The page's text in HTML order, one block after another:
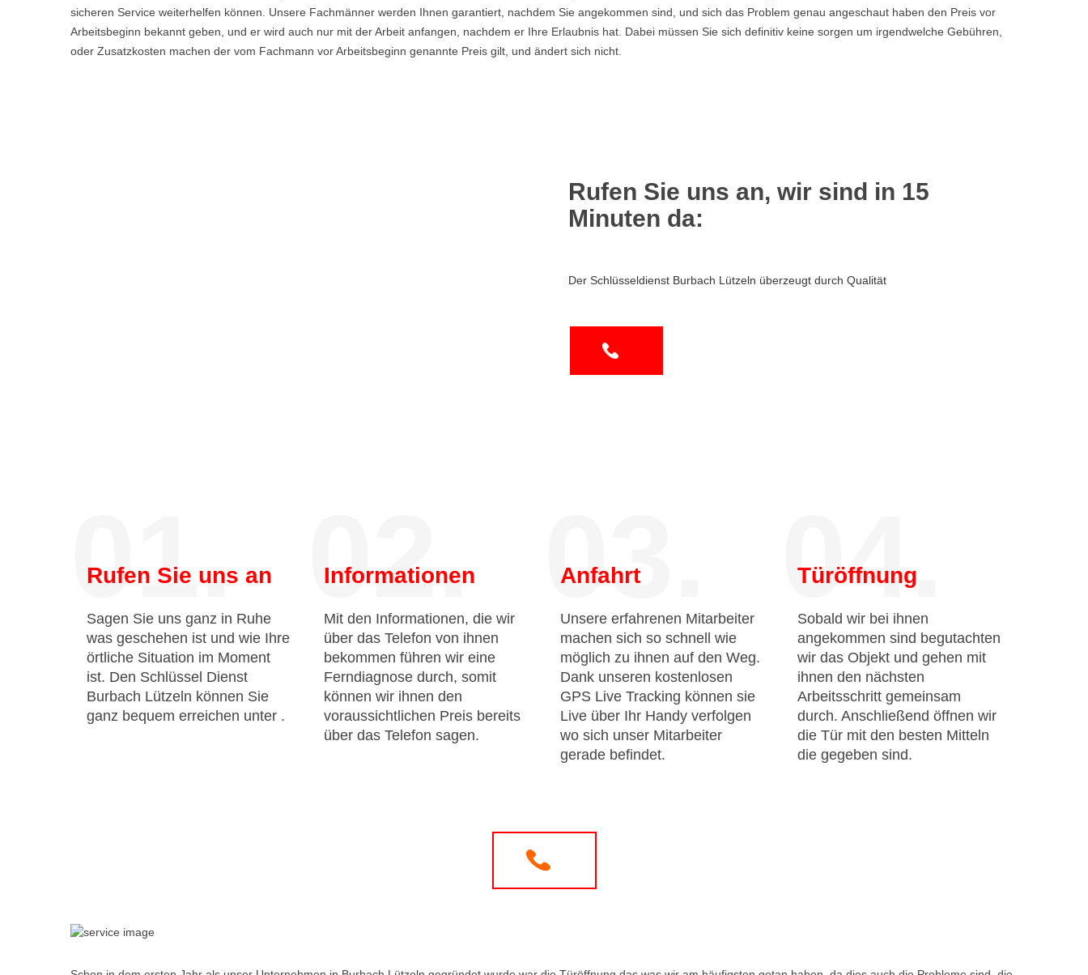
sicheren Service weiterhelfen können. Unsere Fachmänner werden Ihnen garantiert, nachdem Sie angekommen sind, und sich das Problem genau angeschaut haben den Preis vor
Arbeitsbeginn bekannt geben, und er wird auch nur mit der Arbeit anfangen, nachdem er Ihre Erlaubnis hat. Dabei müssen Sie sich definitiv keine sorgen um irgendwelche Gebühren,
oder Zusatzkosten machen der vom Fachmann vor Arbeitsbeginn genannte Preis gilt, und ändert sich nicht.
Rufen Sie uns an, wir sind in 15
Minuten da:
Der Schlüsseldienst Burbach Lützeln überzeugt durch Qualität
01.
Rufen Sie uns an
Sagen Sie uns ganz in Ruhe
was geschehen ist und wie Ihre
örtliche Situation im Moment
ist. Den Schlüssel Dienst
Burbach Lützeln können Sie
ganz bequem erreichen unter .
02.
Informationen
Mit den Informationen, die wir
über das Telefon von ihnen
bekommen führen wir eine
Ferndiagnose durch, somit
können wir ihnen den
voraussichtlichen Preis bereits
über das Telefon sagen.
03.
Anfahrt
Unsere erfahrenen Mitarbeiter
machen sich so schnell wie
möglich zu ihnen auf den Weg.
Dank unseren kostenlosen
GPS Live Tracking können sie
Live über Ihr Handy verfolgen
wo sich unser Mitarbeiter
gerade befindet.
04.
Türöffnung
Sobald wir bei ihnen
angekommen sind begutachten
wir das Objekt und gehen mit
ihnen den nächsten
Arbeitsschritt gemeinsam
durch. Anschließend öffnen wir
die Tür mit den besten Mitteln
die gegeben sind.